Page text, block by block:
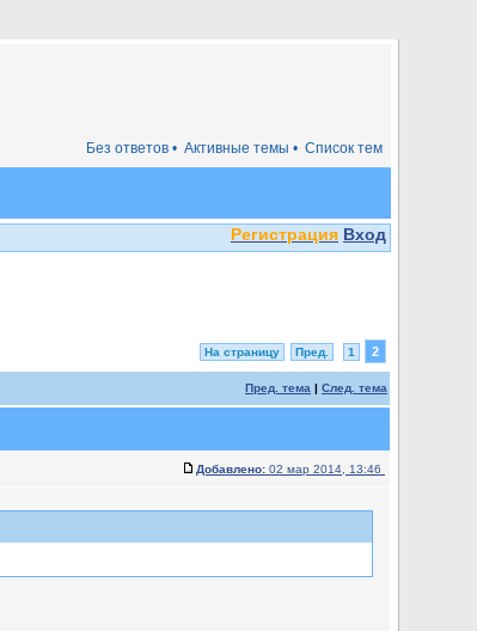
Список тем
Активные темы •
Без ответов •
Регистрация Вход
На страницу Пред. 1 2
Пред. тема | След. тема
Добавлено: 02 мар 2014, 13:46